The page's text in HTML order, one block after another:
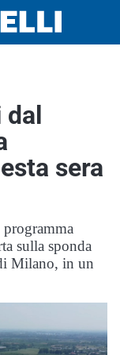
dal
sera
sulla sponda
Milano, in un